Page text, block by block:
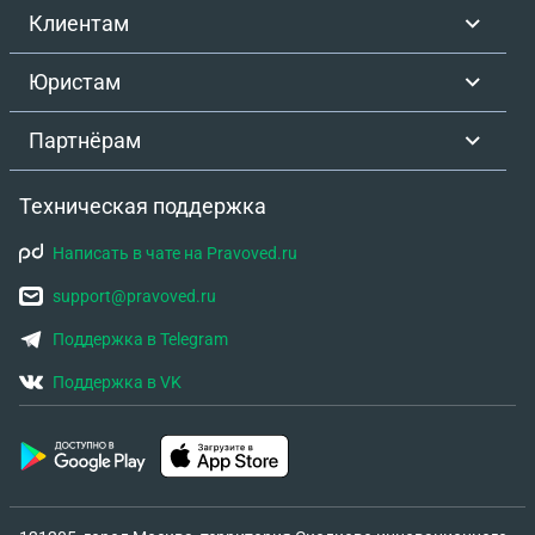
Клиентам
Юристам
Партнёрам
Техническая поддержка
Написать в чате на Pravoved.ru
support@pravoved.ru
Поддержка в Telegram
Поддержка в VK